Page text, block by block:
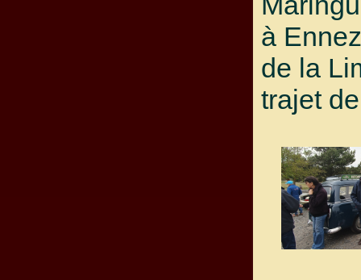
à
de la
trajet